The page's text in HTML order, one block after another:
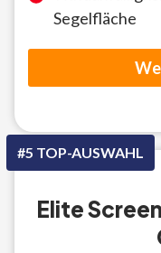
Segelfläche
#5 TOP-AUSWAHL
Elite